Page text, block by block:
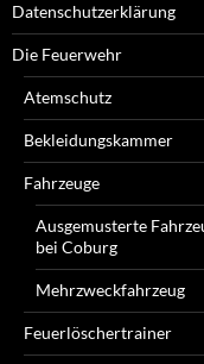
Datenschutzerklärung
Die Feuerwehr
Atemschutz
Bekleidungskammer
Fahrzeuge
Ausgemusterte
bei Coburg
Mehrzweckfahrzeug
Feuerlöschertrainer